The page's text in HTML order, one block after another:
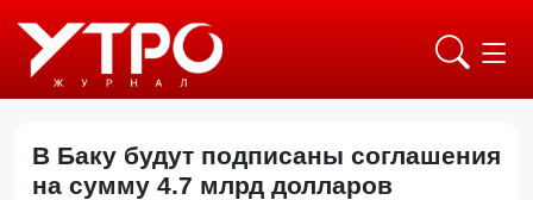
В Баку будут подписаны соглашения
на сумму 4.7 млрд долларов